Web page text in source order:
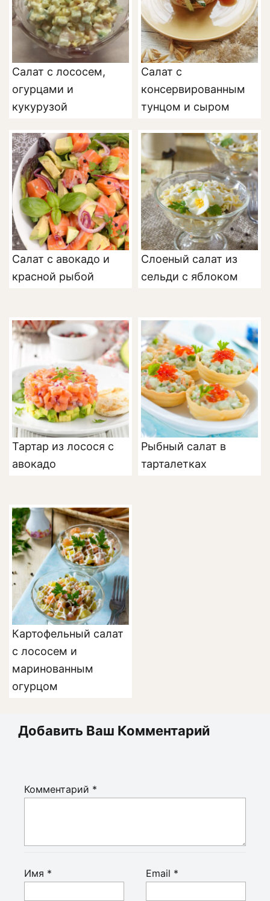
Салат с лососем,
огурцами и
кукурузой
Салат с
консервированным
тунцом и сыром
Салат с авокадо и
красной рыбой
Слоеный салат из
сельди с яблоком
Тартар из лосося с
авокадо
Рыбный салат в
тарталетках
Картофельный салат
с лососем и
маринованным
огурцом
Добавить Ваш Комментарий
Комментарий *
Имя * Email *